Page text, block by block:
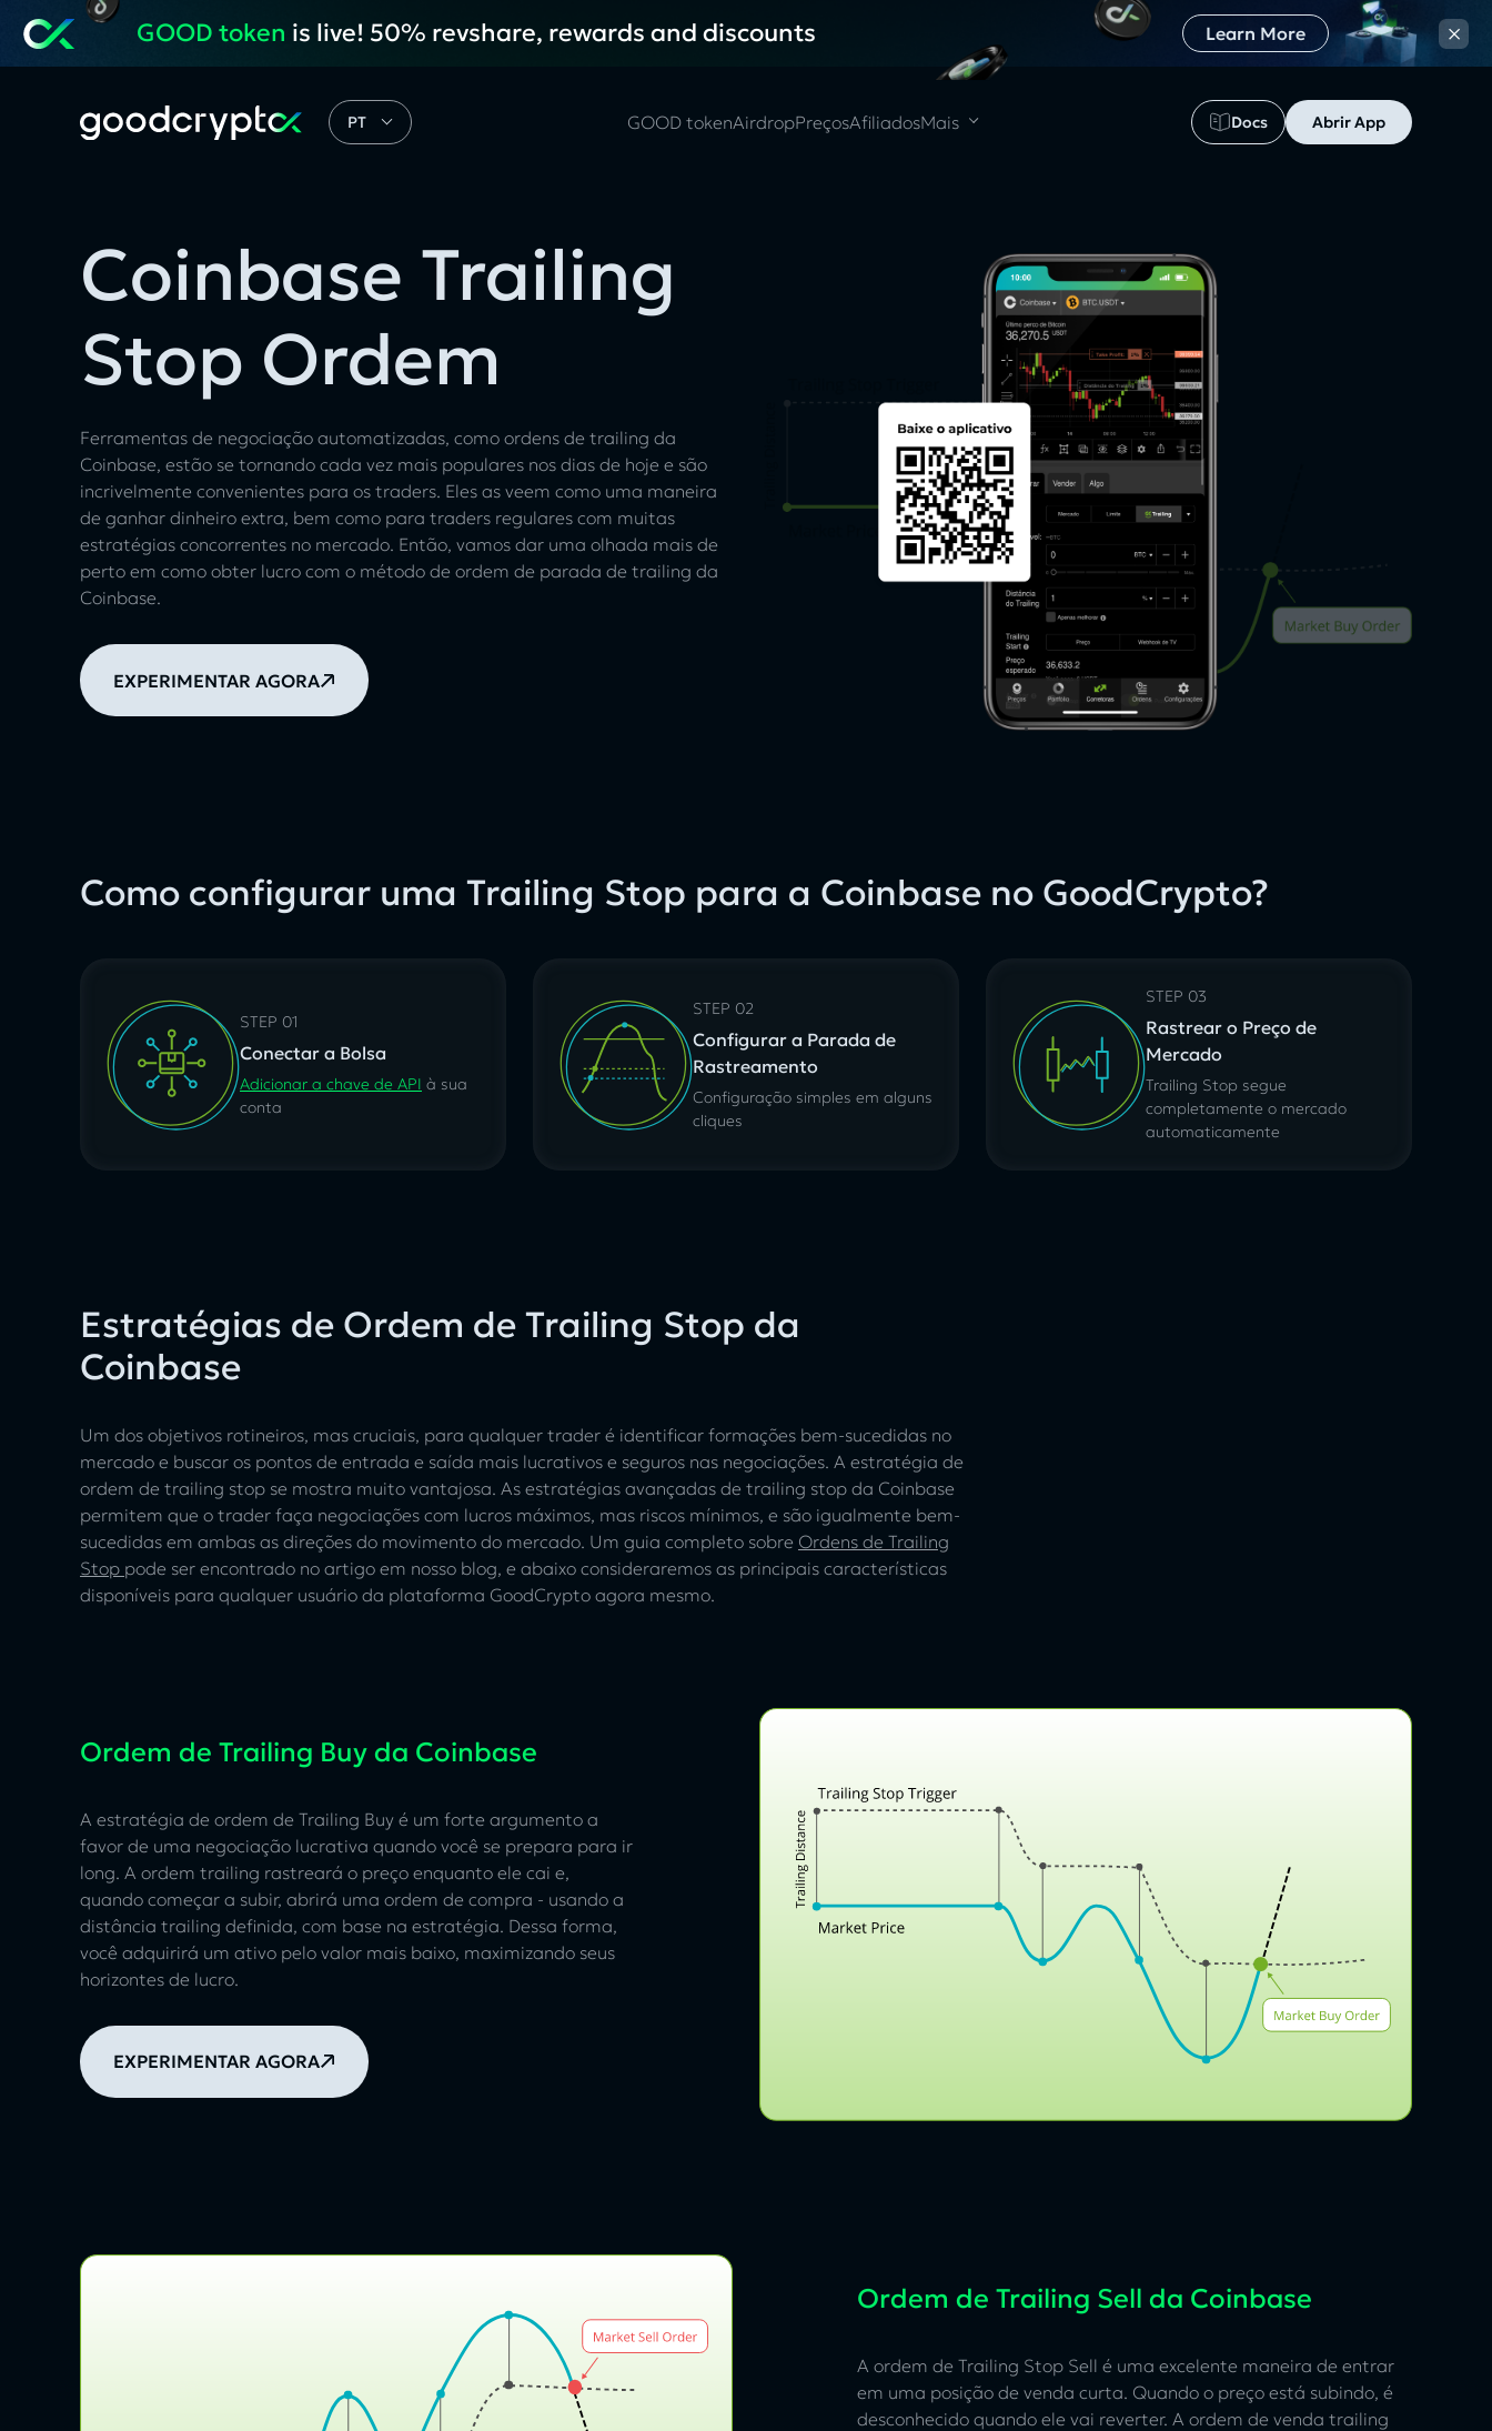
GOOD token is live! 50% revshare, rewards and discounts Learn More ×
PT GOOD tokenAirdropPreçosAfiliadosMais Docs Abrir App
Coinbase Trailing
Stop Ordem
Ferramentas de negociação automatizadas, como ordens de trailing da
Coinbase, estão se tornando cada vez mais populares nos dias de hoje e são
incrivelmente convenientes para os traders. Eles as veem como uma maneira
de ganhar dinheiro extra, bem como para traders regulares com muitas
estratégias concorrentes no mercado. Então, vamos dar uma olhada mais de
perto em como obter lucro com o método de ordem de parada de trailing da
Coinbase.
EXPERIMENTAR AGORA
Como configurar uma Trailing Stop para a Coinbase no GoodCrypto?
STEP 01
Conectar a Bolsa
Adicionar a chave de API à sua
conta
STEP 02
Configurar a Parada de
Rastreamento
Configuração simples em alguns
cliques
STEP 03
Rastrear o Preço de
Mercado
Trailing Stop segue
completamente o mercado
automaticamente
Estratégias de Ordem de Trailing Stop da
Coinbase
Um dos objetivos rotineiros, mas cruciais, para qualquer trader é identificar formações bem-sucedidas no
mercado e buscar os pontos de entrada e saída mais lucrativos e seguros nas negociações. A estratégia de
ordem de trailing stop se mostra muito vantajosa. As estratégias avançadas de trailing stop da Coinbase
permitem que o trader faça negociações com lucros máximos, mas riscos mínimos, e são igualmente bem-
sucedidas em ambas as direções do movimento do mercado. Um guia completo sobre Ordens de Trailing
Stop pode ser encontrado no artigo em nosso blog, e abaixo consideraremos as principais características
disponíveis para qualquer usuário da plataforma GoodCrypto agora mesmo.
Ordem de Trailing Buy da Coinbase
A estratégia de ordem de Trailing Buy é um forte argumento a
favor de uma negociação lucrativa quando você se prepara para ir
long. A ordem trailing rastreará o preço enquanto ele cai e,
quando começar a subir, abrirá uma ordem de compra - usando a
distância trailing definida, com base na estratégia. Dessa forma,
você adquirirá um ativo pelo valor mais baixo, maximizando seus
horizontes de lucro.
EXPERIMENTAR AGORA
Ordem de Trailing Sell da Coinbase
A ordem de Trailing Stop Sell é uma excelente maneira de entrar
em uma posição de venda curta. Quando o preço está subindo, é
desconhecido quando ele vai reverter. A ordem de venda trailing